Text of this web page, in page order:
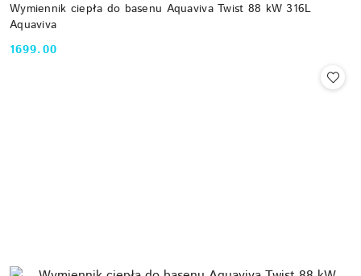
Wymiennik ciepła do basenu Aquaviva Twist 88 kW 316L
Aquaviva
Cena:
1699.00